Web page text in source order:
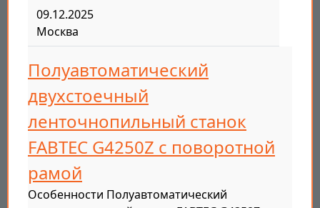
09.12.2025
Москва
Полуавтоматический
двухстоечный
ленточнопильный станок
FABTEC G4250Z с поворотной
рамой
Особенности Полуавтоматический